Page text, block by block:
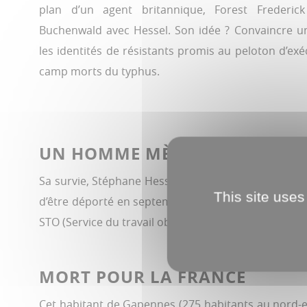
plan d’un agent britannique, Forest
Buchenwald avec Hessel. Son idée ? Convaincre
les identités de résistants promis au peloton
camp morts du typhus.
UN HOMME MÈNE L’ENQUÊTE
Sa survie, Stéphane Hessel la doit donc à un mort
d’être déporté en septembre 1944. Le jeune
STO (Service du travail obligatoire).
« A-t-il résisté
MORT POUR LA FRANCE
This site